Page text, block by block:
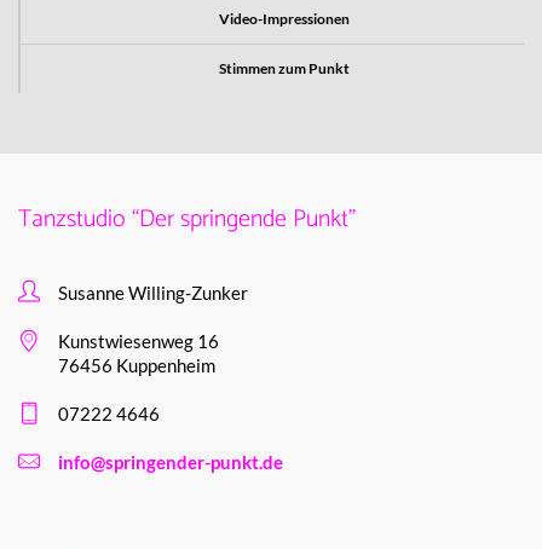
Video-Impressionen
Stimmen zum Punkt
Tanzstudio “Der springende Punkt”
Susanne Willing-Zunker
Kunstwiesenweg 16
76456 Kuppenheim
07222 4646
info@springender-punkt.de